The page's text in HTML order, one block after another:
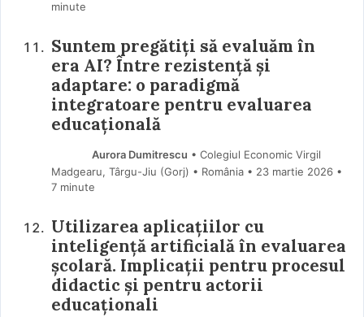
minute
Suntem pregătiți să evaluăm în
era AI? Între rezistență și
adaptare: o paradigmă
integratoare pentru evaluarea
educațională
Aurora Dumitrescu • Colegiul Economic Virgil
Madgearu, Târgu-Jiu (Gorj) • România
23 martie 2026 •
7 minute
Utilizarea aplicațiilor cu
inteligență artificială în evaluarea
școlară. Implicații pentru procesul
didactic și pentru actorii
educaționali